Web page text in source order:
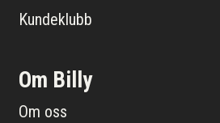
Kundeklubb
Om Billy
Om oss